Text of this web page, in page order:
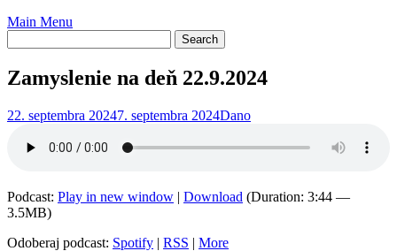
Main Menu
Zamyslenie na deň 22.9.2024
22. septembra 20247. septembra 2024Dano
Podcast: Play in new window | Download (Duration: 3:44 —
3.5MB)
Odoberaj podcast: Spotify | RSS | More